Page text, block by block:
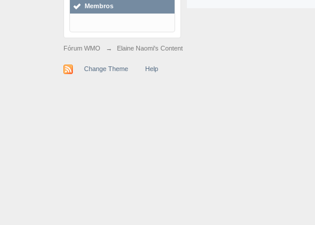
Membros
Fórum WMO → Elaine Naomi's Content
Change Theme Help